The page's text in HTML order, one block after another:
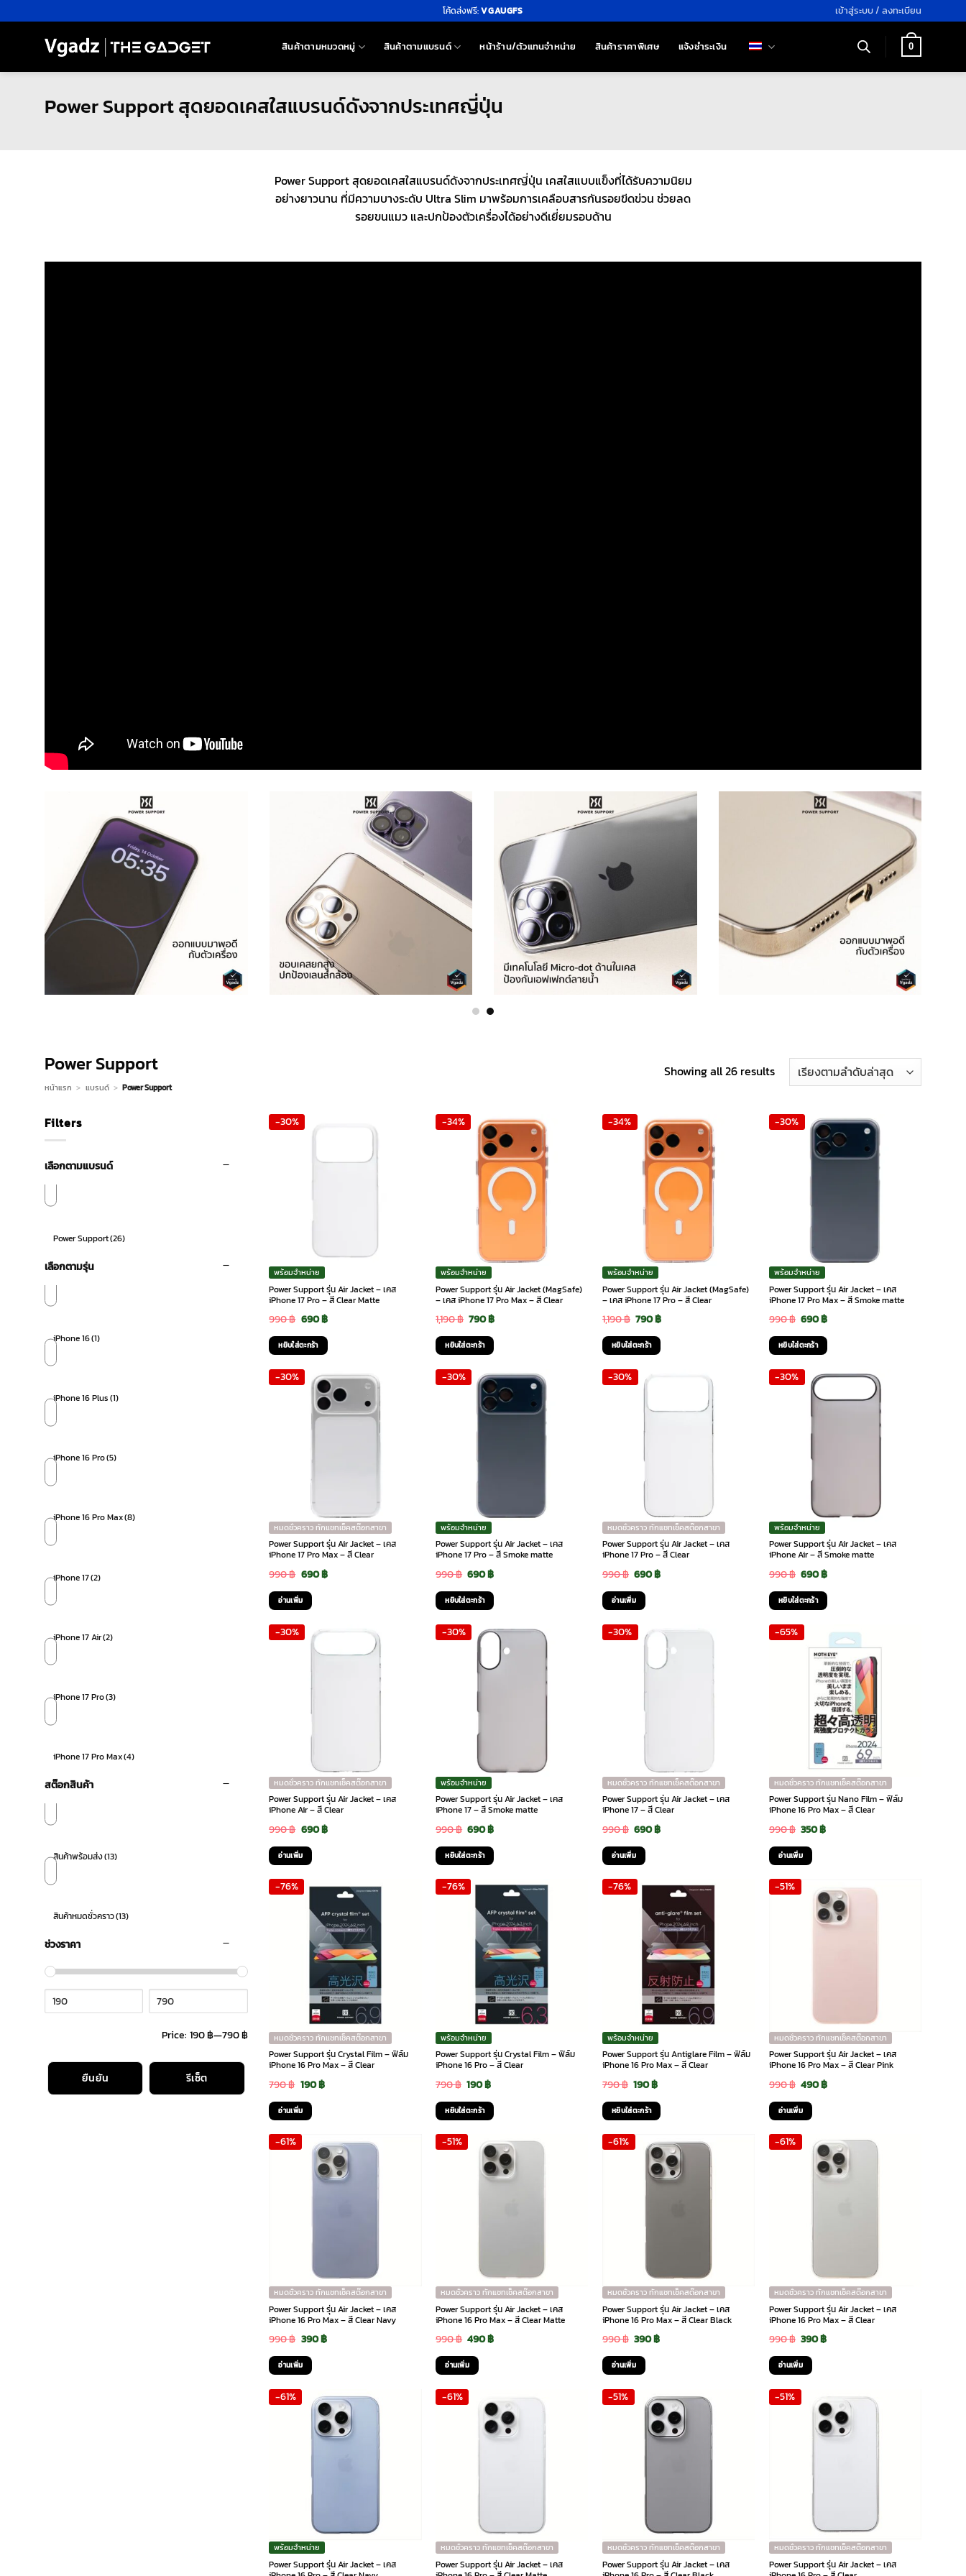
ไป
โค้ดส่งฟรี:VGAUGFS เข้าสู่ระบบ / ลงทะเบียน
สินค้าตามหมวดหมู่ สินค้าตามแบรนด์ หน้าร้าน/ตัวแทนจำหน่าย สินค้าราคาพิเศษ แจ้งชำระเงิน 0
Power Support สุดยอดเคสใสแบรนด์ดังจากประเทศญี่ปุ่น
Power Support สุดยอดเคสใสแบรนด์ดังจากประเทศญี่ปุ่น เคสใสแบบแข็งที่ได้รับความนิยม
อย่างยาวนาน ที่มีความบางระดับ Ultra Slim มาพร้อมการเคลือบสารกันรอยขีดข่วน ช่วยลด
รอยขนแมว และปกป้องตัวเครื่องได้อย่างดีเยี่ยมรอบด้าน
Power Support
หน้าแรก > แบรนด์ > Power Support
Showing all 26 resultsSorted
Filters
เลือกตามแบรนด์
Power Support(26)
เลือกตามรุ่น
iPhone 16(1)
iPhone 16 Plus(1)
iPhone 16 Pro(5)
iPhone 16 Pro Max(8)
iPhone 17(2)
iPhone 17 Air(2)
iPhone 17 Pro(3)
iPhone 17 Pro Max(4)
สต๊อกสินค้า
สินค้าพร้อมส่ง(13)
สินค้าหมดชั่วคราว(13)
ช่วงราคา
Price: 190 ฿—790 ฿
ยืนยัน รีเซ็ต
-30%
พร้อมจำหน่าย
Power Support รุ่น Air Jacket – เคส
iPhone 17 Pro – สี Clear Matte
990฿ Original
price
was:
990 ฿.
690฿Current
price
690 ฿.
หยิบใส่ตะกร้า
-34%
พร้อมจำหน่าย
Power Support รุ่น Air Jacket (MagSafe)
– เคส iPhone 17 Pro Max – สี Clear
1,190฿ Original
price
was:
1,190 ฿.
790฿Current
790 ฿.
หยิบใส่ตะกร้า
-34%
พร้อมจำหน่าย
Power Support รุ่น Air Jacket (MagSafe)
– เคส iPhone 17 Pro – สี Clear
1,190฿ Original
price
was:
1,190 ฿.
790฿Current
หยิบใส่ตะกร้า
-30%
พร้อมจำหน่าย
Power Support รุ่น Air Jacket – เคส
iPhone 17 Pro Max – สี Smoke matte
990฿ Original
price
was:
990 ฿.
690฿Current
price
690 ฿.
หยิบใส่ตะกร้า
-30%
หมดชั่วคราว ทักแชทเช็คสต๊อกสาขา
Power Support รุ่น Air Jacket – เคส
iPhone 17 Pro Max – สี Clear
990฿ Original
price
was:
990 ฿.
690฿Current
690 ฿.
อ่านเพิ่ม
-30%
พร้อมจำหน่าย
Power Support รุ่น Air Jacket – เคส
iPhone 17 Pro – สี Smoke matte
990฿ Original
price
was:
990 ฿.
690฿Current
price
690 ฿.
หยิบใส่ตะกร้า
-30%
หมดชั่วคราว ทักแชทเช็คสต๊อกสาขา
Power Support รุ่น Air Jacket – เคส
iPhone 17 Pro – สี Clear
990฿ Original
price
was:
990 ฿.
690฿Current
690 ฿.
อ่านเพิ่ม
-30%
พร้อมจำหน่าย
Power Support รุ่น Air Jacket – เคส
iPhone Air – สี Smoke matte
990฿ Original
price
was:
690฿Current
price
690 ฿.
หยิบใส่ตะกร้า
-30%
หมดชั่วคราว ทักแชทเช็คสต๊อกสาขา
Power Support รุ่น Air Jacket – เคส
iPhone Air – สี Clear
990฿ Original
price
was:
990 ฿.
690฿Current
690 ฿.
อ่านเพิ่ม
-30%
พร้อมจำหน่าย
Power Support รุ่น Air Jacket – เคส
iPhone 17 – สี Smoke matte
990฿ Original
price
was:
990 ฿.
690฿Current
price
690 ฿.
หยิบใส่ตะกร้า
-30%
หมดชั่วคราว ทักแชทเช็คสต๊อกสาขา
Power Support รุ่น Air Jacket – เคส
iPhone 17 – สี Clear
990฿ Original
price
was:
990 ฿.
690฿Current
690 ฿.
อ่านเพิ่ม
-65%
หมดชั่วคราว ทักแชทเช็คสต๊อกสาขา
Power Support รุ่น Nano Film – ฟิล์ม
iPhone 16 Pro Max – สี Clear
990฿ Original
price
was:
990 ฿.
350฿Current
350 ฿.
อ่านเพิ่ม
-76%
หมดชั่วคราว ทักแชทเช็คสต๊อกสาขา
Power Support รุ่น Crystal Film – ฟิล์ม
iPhone 16 Pro Max – สี Clear
790฿ Original
price
was:
790 ฿.
190฿Current
190 ฿.
อ่านเพิ่ม
-76%
พร้อมจำหน่าย
Power Support รุ่น Crystal Film – ฟิล์ม
iPhone 16 Pro – สี Clear
790฿ Original
price
was:
790 ฿.
190฿Current
price
is:
190 ฿.
หยิบใส่ตะกร้า
-76%
พร้อมจำหน่าย
Power Support รุ่น Antiglare Film – ฟิล์ม
iPhone 16 Pro Max – สี Clear
790฿ Original
price
was:
790 ฿.
190฿Current
price
is:
190 ฿.
หยิบใส่ตะกร้า
-51%
หมดชั่วคราว ทักแชทเช็คสต๊อกสาขา
Power Support รุ่น Air Jacket – เคส
iPhone 16 Pro Max – สี Clear Pink
990฿ Original
price
was:
990 ฿.
490฿Current
490 ฿.
อ่านเพิ่ม
-61%
หมดชั่วคราว ทักแชทเช็คสต๊อกสาขา
Power Support รุ่น Air Jacket – เคส
iPhone 16 Pro Max – สี Clear Navy
990฿ Original
price
was:
990 ฿.
390฿Current
390 ฿.
อ่านเพิ่ม
-51%
หมดชั่วคราว ทักแชทเช็คสต๊อกสาขา
Power Support รุ่น Air Jacket – เคส
iPhone 16 Pro Max – สี Clear Matte
990฿ Original
price
was:
990 ฿.
490฿Current
490 ฿.
อ่านเพิ่ม
-61%
หมดชั่วคราว ทักแชทเช็คสต๊อกสาขา
Power Support รุ่น Air Jacket – เคส
iPhone 16 Pro Max – สี Clear Black
990฿ Original
price
was:
990 ฿.
390฿Current
390 ฿.
อ่านเพิ่ม
-61%
หมดชั่วคราว ทักแชทเช็คสต๊อกสาขา
Power Support รุ่น Air Jacket – เคส
iPhone 16 Pro Max – สี Clear
990฿ Original
price
was:
990 ฿.
390฿Current
390 ฿.
อ่านเพิ่ม
-61%
พร้อมจำหน่าย
Power Support รุ่น Air Jacket – เคส
-61%
หมดชั่วคราว ทักแชทเช็คสต๊อกสาขา
Power Support รุ่น Air Jacket – เคส
-51%
หมดชั่วคราว ทักแชทเช็คสต๊อกสาขา
Power Support รุ่น Air Jacket – เคส
-51%
หมดชั่วคราว ทักแชทเช็คสต๊อกสาขา
Power Support รุ่น Air Jacket – เคส